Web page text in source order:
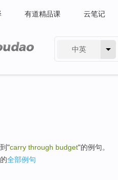
有道精品课 云笔记
中英
"carry through budget"的例句。
全部例句